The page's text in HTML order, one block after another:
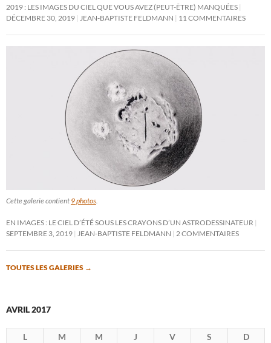
2019 : LES IMAGES DU CIEL QUE VOUS AVEZ (PEUT-ÊTRE) MANQUÉES
DÉCEMBRE 30, 2019 JEAN-BAPTISTE FELDMANN 11 COMMENTAIRES
Cette galerie contient 9 photos.
EN IMAGES : LE CIEL D’ÉTÉ SOUS LES CRAYONS D’UN ASTRODESSINATEUR
SEPTEMBRE 3, 2019 JEAN-BAPTISTE FELDMANN 2 COMMENTAIRES
TOUTES LES GALERIES →
AVRIL 2017
L M M J V S
D